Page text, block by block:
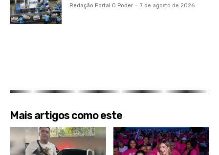
Redação Portal O Poder - 7 de agosto de 2026
Mais artigos como este